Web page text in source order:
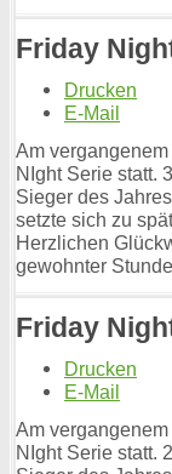
Friday
Drucken
E-Mail
Am
NIght Serie statt.
Sieger des
setzte sich zu
Herzlichen
gewohnter
Friday
Drucken
E-Mail
Am
NIght Serie statt.